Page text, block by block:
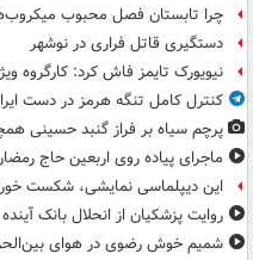
چرا تابستان فصل محبوب
دستگیری قاتل فراری در نوشهر
نیویورک تایمز فاش کرد: کارگروه
کنترل کامل تنگه هرمز در دست
پرچم سیاه بر فراز گنبد حسینی
ماجرای پیاده روی اربعین حاج
این دیپلماسی نمایشی، شکست
روایت پزشکیان از انحلال بانک آینده
شمیم خوش رضوی در هوای